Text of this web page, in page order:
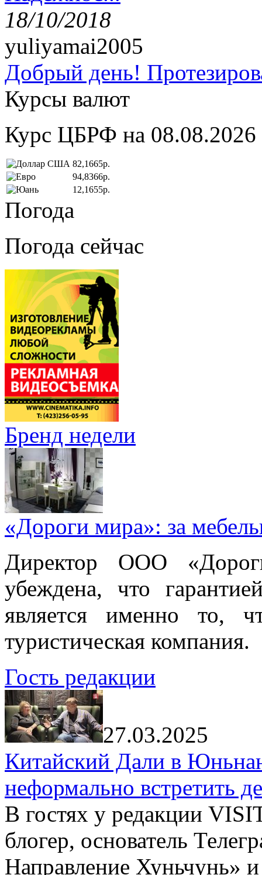
18/10/2018
yuliyamai2005
Добрый день!
Курсы валют
Курс ЦБРФ на 08.08.2026
82,1665р.
94,8366р.
12,1655р.
Погода
Погода сейчас
Бренд недели
«Дороги мира»: за
Директор ООО
убеждена, что
является именно то,
туристическая компания.
Гость редакции
27.03.2025
Китайский Дали в
неформально встретить
В гостях у редакции
блогер, основатель
Направление Хуньчунь»